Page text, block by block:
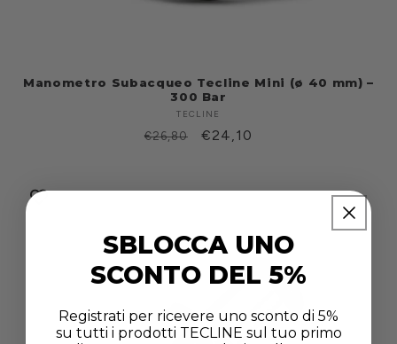
Manometro Subacqueo Tecline Mini (ø 40 mm) –
300 Bar
Produttore:
TECLINE
Prezzo
€26,80
Prezzo
€24,10
SBLOCCA UNO
SCONTO DEL 5%
Registrati per ricevere uno sconto di 5%
su tutti i prodotti TECLINE sul tuo primo